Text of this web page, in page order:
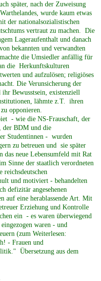
später, nach der Zuweisung
wurde kaum etwas
der nationalsozialistischen
vertraut zu machen. Die
Lageraufenthalt und danach
bekannten und verwandten
die Umsiedler anfällig für
die Herkunftskulturen
und aufzulösen; religiöses
Die Verunsicherung der
Bewusstsein, existenziell
lähmte z.T. ihren
opponieren.
- wie die NS-Frauschaft, der
der BDM und die
Studentinnen - wurden
zu betreuen und sie später
neue Lebensumfeld mit Rat
Sinne der staatlich verordneten
reichsdeutschen
und motiviert - behandelten
defizitär angesehenen
auf eine herablassende Art. Mit
Erziehung und Kontrolle
ein - es waren überwiegend
waren - und
(zum Weiterlesen:
- Frauen und
Übersetzung aus dem